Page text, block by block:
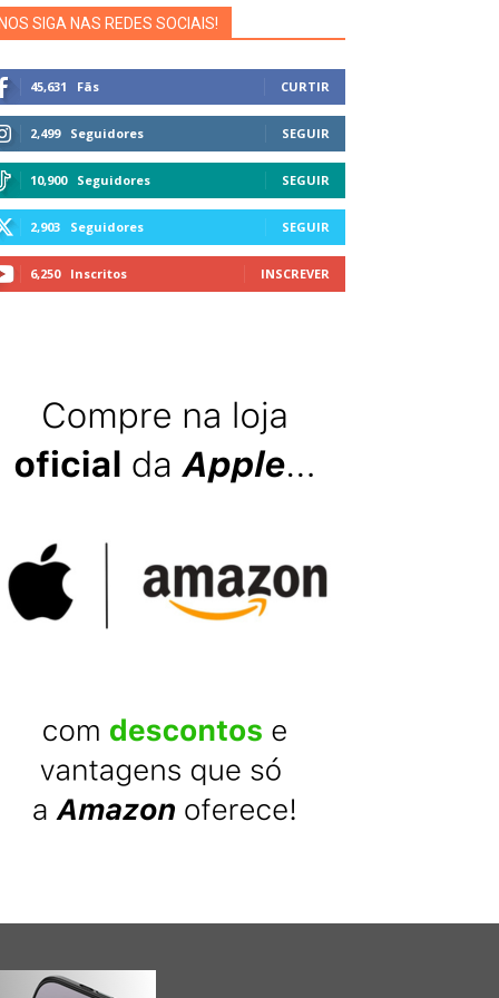
NOS SIGA NAS REDES SOCIAIS!
45,631 Fãs CURTIR
2,499 Seguidores SEGUIR
10,900 Seguidores SEGUIR
2,903 Seguidores SEGUIR
6,250 Inscritos INSCREVER